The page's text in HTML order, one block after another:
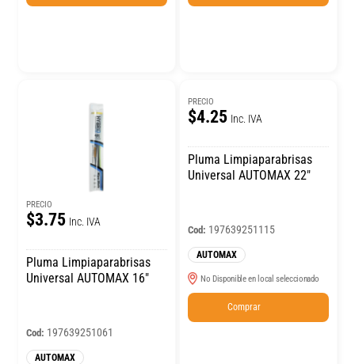
PRECIO
$3.75 Inc. IVA
Pluma Limpiaparabrisas
Universal AUTOMAX 16″
Cod: 197639251061
AUTOMAX
PRECIO
$4.25 Inc. IVA
Pluma Limpiaparabrisas
Universal AUTOMAX 22″
Cod: 197639251115
AUTOMAX
No Disponible en local seleccionado
Comprar